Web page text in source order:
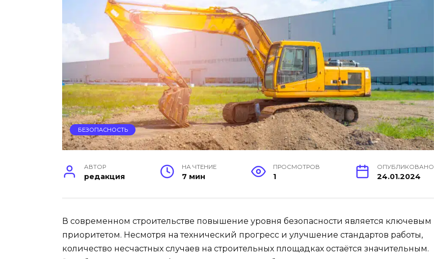
БЕЗОПАСНОСТЬ
АВТОР
редакция
НА ЧТЕНИЕ
7 мин
ПРОСМОТРОВ
1
ОПУБЛИКОВАНО
24.01.2024
В современном строительстве повышение уровня безопасности является ключевым
приоритетом. Несмотря на технический прогресс и улучшение стандартов работы,
количество несчастных случаев на строительных площадках остаётся значительным.